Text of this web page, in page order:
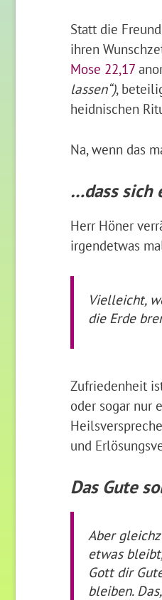
Statt die
ihren
Mose 22,17
lassen“),
heidnischen
Na, wenn das
…dass sich
Herr Höner
irgendetwas
Vielleicht,
die Erde
Zufriedenheit
oder sogar nur
und
Das Gute
Aber
etwas
Gott dir
bleiben.